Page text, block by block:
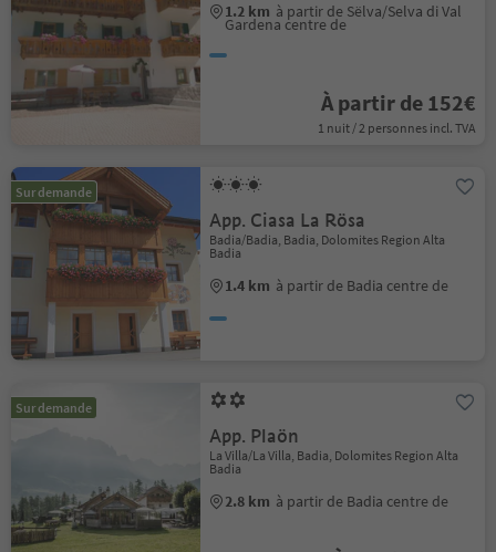
1.2 km à partir de Sëlva/Selva di Val
Gardena centre de
À partir de 152€
1 nuit / 2 personnes incl. TVA
Sur demande
App. Ciasa La Rösa
Badia/Badia, Badia, Dolomites Region Alta
Badia
1.4 km à partir de Badia centre de
Sur demande
App. Plaön
La Villa/La Villa, Badia, Dolomites Region Alta
Badia
2.8 km à partir de Badia centre de